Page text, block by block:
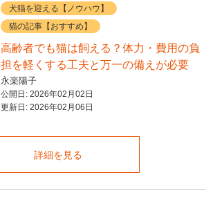
犬猫を迎える【ノウハウ】
猫の記事【おすすめ】
高齢者でも猫は飼える？体力・費用の負
担を軽くする工夫と万一の備えが必要
永楽陽子
公開日: 2026年02月02日
更新日: 2026年02月06日
詳細を見る